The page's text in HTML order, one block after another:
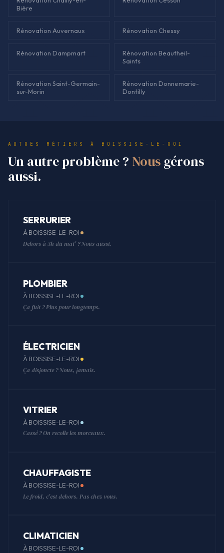
Bière
Rénovation Auvernaux Rénovation Chessy
Rénovation Dampmart
Rénovation Beautheil-
Saints
Rénovation Saint-Germain-
sur-Morin
Rénovation Donnemarie-
Dontilly
AUTRES MÉTIERS À BOISSISE-LE-ROI
Un autre problème ? Nous gérons
aussi.
SERRURIER
À BOISSISE-LE-ROI
Dehors à 3h du mat' ? Nous aussi.
PLOMBIER
À BOISSISE-LE-ROI
Ça fuit ? Plus pour longtemps.
ÉLECTRICIEN
À BOISSISE-LE-ROI
Ça disjoncte ? Nous, jamais.
VITRIER
À BOISSISE-LE-ROI
Cassé ? On recolle les morceaux.
CHAUFFAGISTE
À BOISSISE-LE-ROI
Le froid, c'est dehors. Pas chez vous.
CLIMATICIEN
À BOISSISE-LE-ROI